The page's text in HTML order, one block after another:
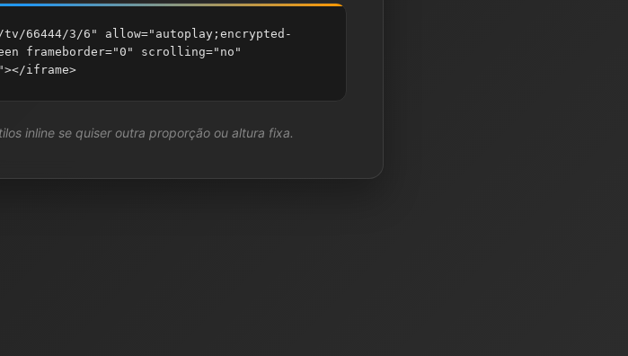
66444/3/6" allow="autoplay;encrypted-
frameborder="0" scrolling="no"
iframe>
inline se quiser outra proporção ou altura fixa.